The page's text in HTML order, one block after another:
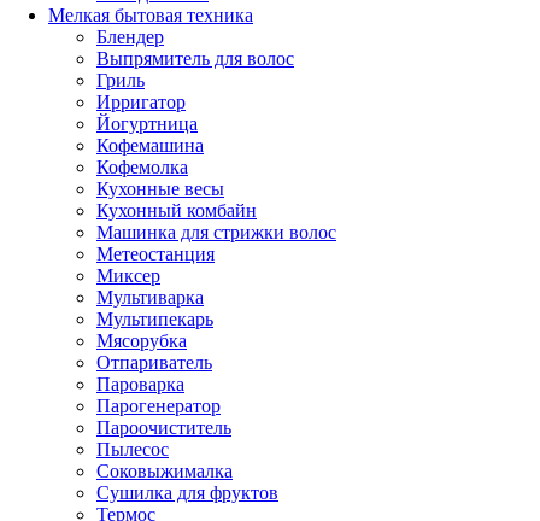
Мелкая бытовая техника
Блендер
Выпрямитель для волос
Гриль
Ирригатор
Йогуртница
Кофемашина
Кофемолка
Кухонные весы
Кухонный комбайн
Машинка для стрижки волос
Метеостанция
Миксер
Мультиварка
Мультипекарь
Мясорубка
Отпариватель
Пароварка
Парогенератор
Пароочиститель
Пылесос
Соковыжималка
Сушилка для фруктов
Термос